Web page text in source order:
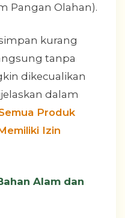
Pangan Olahan).
kurang
tanpa
dikecualikan
dalam
Produk
Izin
Alam dan